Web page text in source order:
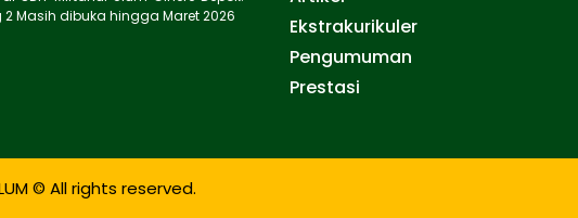
2 Masih dibuka hingga Maret 2026
Ekstrakurikuler
Pengumuman
Prestasi
© All rights reserved.